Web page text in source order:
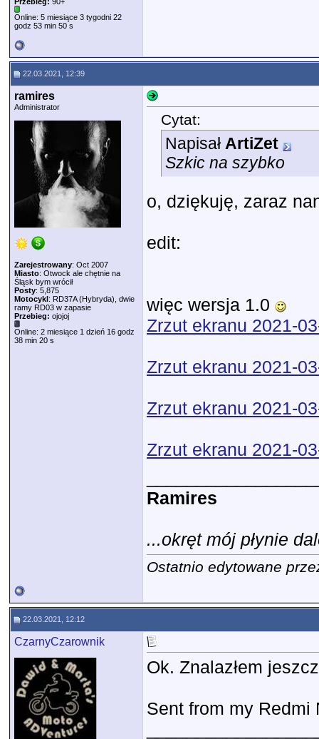
Online: 5 miesiące 3 tygodni 22
godz 53 min 50 s
22.03.2021, 12:39
ramires
Administrator
Zarejestrowany: Oct 2007
Miasto: Otwock ale chętnie na
Śląsk bym wrócił
Posty: 5,875
Motocykl: RD37A (Hybryda), dwie
ramy RD03 w zapasie
Przebieg: ojojoj
Online: 2 miesiące 1 dzień 16 godz
38 min 20 s
Cytat:
Napisał ArtiZet
Szkic na szybko
o, dziękuję, zaraz
edit:
więc wersja 1.0
Zrzut ekranu 2021-
Zrzut ekranu 2021-
Zrzut ekranu 2021-
Zrzut ekranu 2021-
Ramires
...okręt mój płynie
Ostatnio edytowane
22.03.2021, 12:12
CzarnyCzarownik
Ok. Znalazłem
Sent from my Redmi